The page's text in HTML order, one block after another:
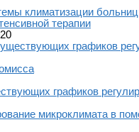
климатизации
терапии
графиков
графиков
микроклимата в